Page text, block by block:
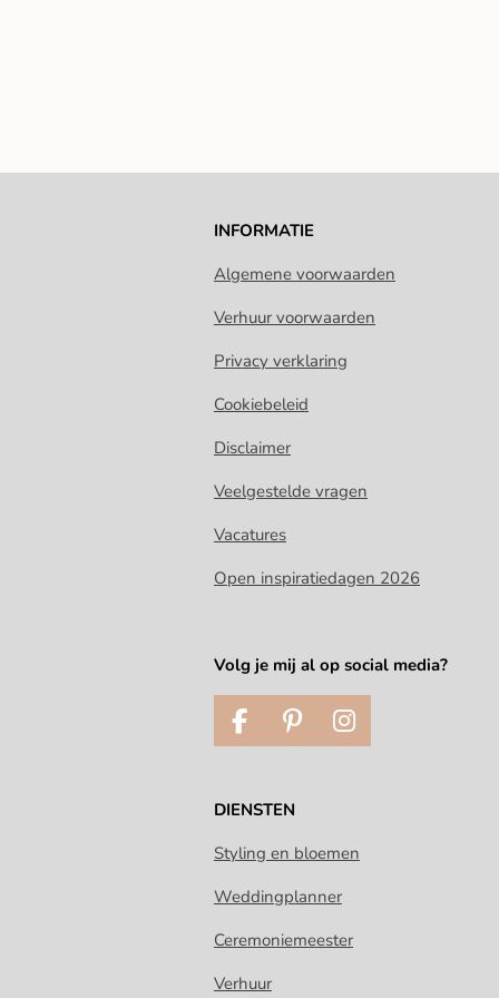
INFORMATIE
Algemene voorwaarden
Verhuur voorwaarden
Privacy verklaring
Cookiebeleid
Disclaimer
Veelgestelde vragen
Vacatures
Open inspiratiedagen 2026
Volg je mij al op social media?
F
a
e
o
k
P
i
t
r
s
I
n
g
DIENSTEN
Styling en bloemen
Weddingplanner
Ceremoniemeester
Verhuur